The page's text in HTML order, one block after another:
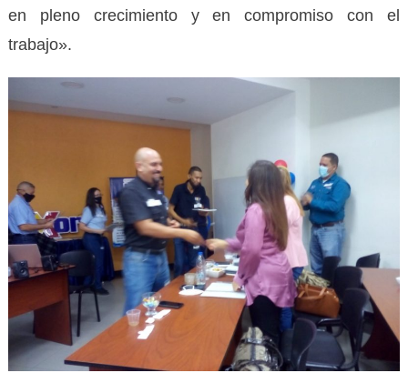
en pleno crecimiento y en compromiso con el
trabajo».